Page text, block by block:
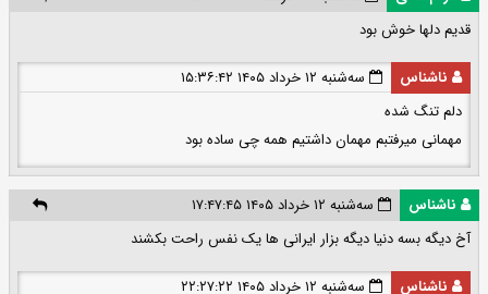
قدیم دلها خوش بود
ناشناس
سه‌شنبه ۱۲ خرداد ۱۴۰۵ ۱۵:۳۶:۴۲
دلم تنگ شده
مهمانی میرفتبم مهمان داشتیم همه چی ساده بود
ناشناس
سه‌شنبه ۱۲ خرداد ۱۴۰۵ ۱۷:۴۷:۴۵
آخ دیگه بسه دنیا دیگه بزار ایرانی ها یک نفس راحت بکشند
ناشناس
سه‌شنبه ۱۲ خرداد ۱۴۰۵ ۲۲:۲۷:۲۲